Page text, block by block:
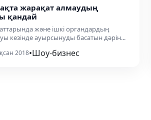
жарақат алмаудың
қандай
және ішкі органдардың
кезінде ауырсынуды басатын дәрін...
2018•Шоу-бизнес